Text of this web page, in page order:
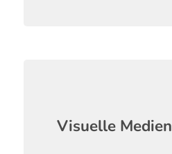
Visuelle Medien